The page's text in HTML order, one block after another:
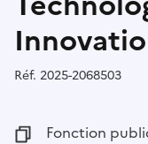
Réf. Référence :
2025-2068503
Fonction publique :
Fonction